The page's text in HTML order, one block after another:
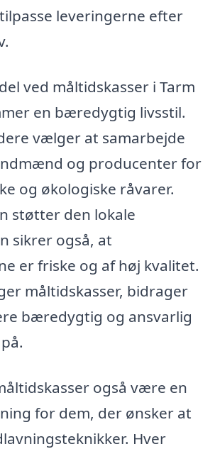
leveringerne efter
ved måltidskasser i Tarm
en bæredygtig livsstil.
vælger at samarbejde
og producenter for
og økologiske råvarer.
støtter den lokale
sikrer også, at
er friske og af høj kvalitet.
måltidskasser, bidrager
bæredygtig og ansvarlig
også være en
for dem, der ønsker at
Hver